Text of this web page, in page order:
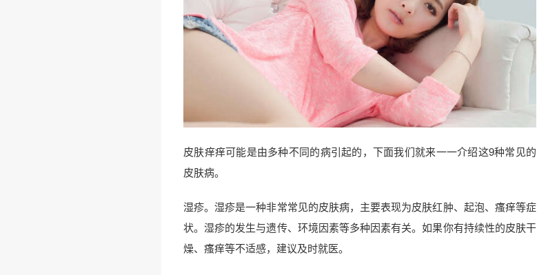
皮肤痒痒可能是由多种不同的病引起的，下面我们就来一一介绍这9种常见的
皮肤病。
湿疹。湿疹是一种非常常见的皮肤病，主要表现为皮肤红肿、起泡、瘙痒等症
状。湿疹的发生与遗传、环境因素等多种因素有关。如果你有持续性的皮肤干
燥、瘙痒等不适感，建议及时就医。